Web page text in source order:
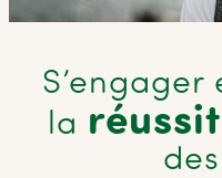
S’engager
la